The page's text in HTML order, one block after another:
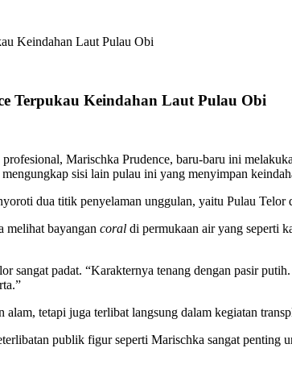
Keindahan Laut Pulau Obi
Terpukau Keindahan Laut Pulau Obi
Marischka Prudence, baru-baru ini
sisi lain pulau ini yang menyimpan
dua titik penyelaman unggulan, yaitu Pulau
melihat bayangan coral di permukaan air yang seperti
sangat padat. “Karakternya tenang dengan pasir
tetapi juga terlibat langsung dalam kegiatan
publik figur seperti Marischka sangat penting